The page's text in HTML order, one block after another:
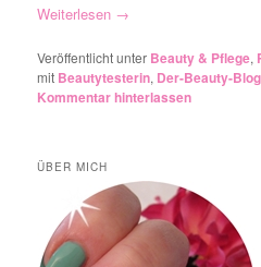
Weiterlesen →
Veröffentlicht unter Beauty & Pflege,
mit Beautytesterin, Der-Beauty-Blog
Kommentar hinterlassen
ÜBER MICH